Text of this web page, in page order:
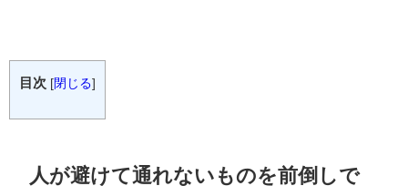
目次 [閉じる]
人が避けて通れないものを前倒しで